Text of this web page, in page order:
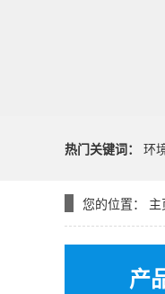
热门关键词： 环
您的位置： 主
产